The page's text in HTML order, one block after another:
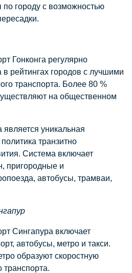
городу с возможностью
Гонконга регулярно
рейтингах городов с лучшими
транспорта. Более 80 %
на общественном
уникальная
транзитно
Система включает
пригородные и
автобусы, трамваи,
Сингапура включает
автобусы, метро и такси.
образуют скоростную
транспорта.